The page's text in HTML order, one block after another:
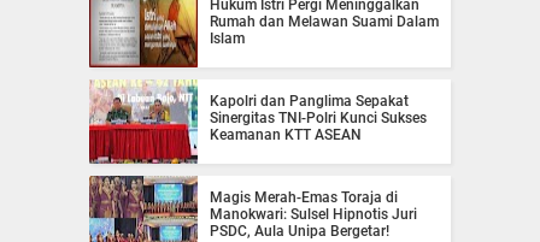
Hukum Istri Pergi Meninggalkan
Rumah dan Melawan Suami Dalam
Islam
Kapolri dan Panglima Sepakat
Sinergitas TNI-Polri Kunci Sukses
Keamanan KTT ASEAN
Magis Merah-Emas Toraja di
Manokwari: Sulsel Hipnotis Juri
PSDC, Aula Unipa Bergetar!